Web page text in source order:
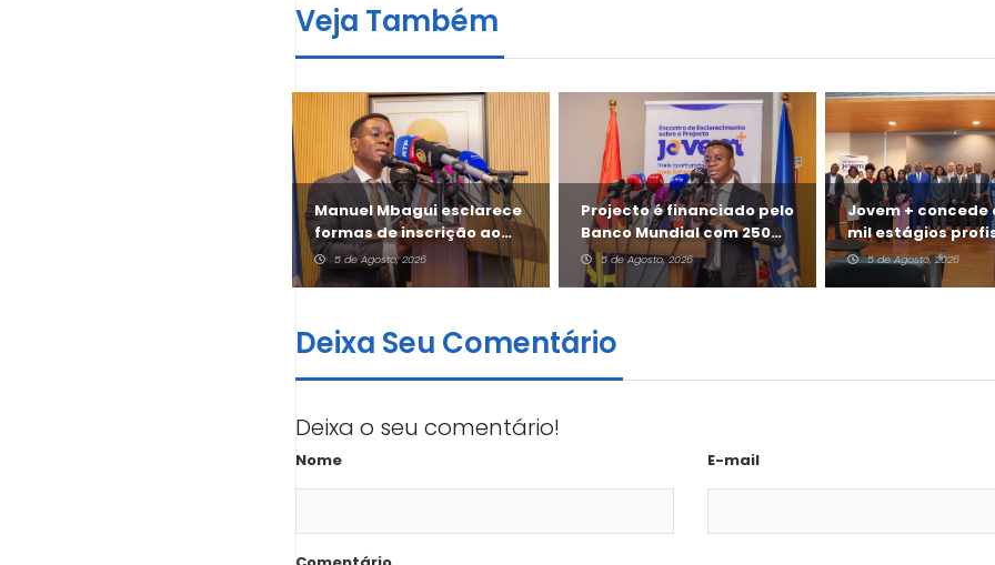
Veja Também
Manuel Mbagui esclarece
formas de inscrição ao
Jovem +
5 de Agosto, 2026
Projecto é financiado pelo
Banco Mundial com 250
milhões de dólares
5 de Agosto, 2026
Jovem +
mil estágios
remunerados
5 de Agosto, 2026
Deixa Seu Comentário
Deixa o seu comentário!
Nome E-mail